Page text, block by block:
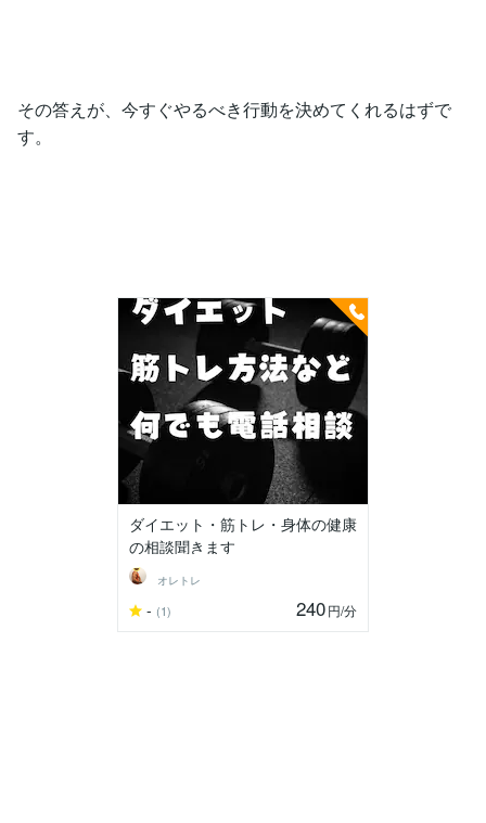
その答えが、今すぐやるべき行動を決めてくれるはずで
す。
ダイエット・筋トレ・身体の健康
の相談聞きます
オレトレ
- (1) 240円/分